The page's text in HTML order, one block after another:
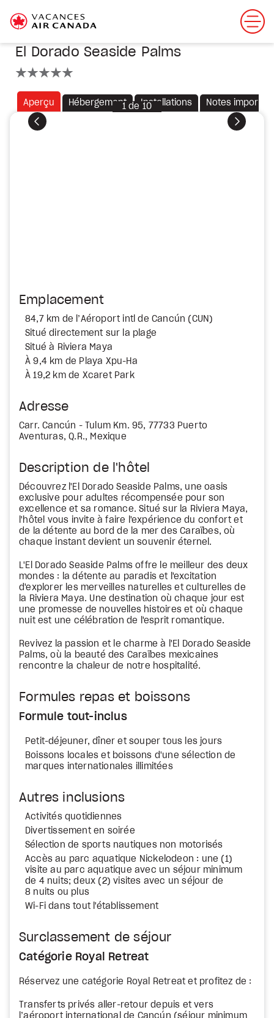
El Dorado Seaside Palms
Aperçu Hébergement Installations Notes
Précédent Suivant
1de 10
Emplacement
84,7 km de l’Aéroport intl de Cancún (CUN)
Situé directement sur la plage
Situé à Riviera Maya
À 9,4 km de Playa Xpu-Ha
À 19,2 km de Xcaret Park
Adresse
Carr. Cancún - Tulum Km. 95, 77733 Puerto
Aventuras, Q.R., Mexique
Description de l'hôtel
Découvrez l'El Dorado Seaside Palms, une oasis
exclusive pour adultes récompensée pour son
excellence et sa romance. Situé sur la Riviera Maya,
l'hôtel vous invite à faire l'expérience du confort et
de la détente au bord de la mer des Caraïbes, où
chaque instant devient un souvenir éternel.
L'El Dorado Seaside Palms offre le meilleur des deux
mondes : la détente au paradis et l'excitation
d'explorer les merveilles naturelles et culturelles de
la Riviera Maya. Une destination où chaque jour est
une promesse de nouvelles histoires et où chaque
nuit est une célébration de l'esprit romantique.
Revivez la passion et le charme à l'El Dorado Seaside
Palms, où la beauté des Caraïbes mexicaines
rencontre la chaleur de notre hospitalité.
Formules repas et boissons
Formule tout-inclus
Petit-déjeuner, dîner et souper tous les jours
Boissons locales et boissons d'une sélection de
marques internationales illimitées
Autres inclusions
Activités quotidiennes
Divertissement en soirée
Sélection de sports nautiques non motorisés
Accès au parc aquatique Nickelodeon : une (1)
visite au parc aquatique avec un séjour minimum
de 4 nuits; deux (2) visites avec un séjour de
8 nuits ou plus
Wi-Fi dans tout l'établissement
Surclassement de séjour
Catégorie Royal Retreat
Réservez une catégorie Royal Retreat et profitez de :
Transferts privés aller-retour depuis et vers
l’aéroport international de Cancún (séjour minimum